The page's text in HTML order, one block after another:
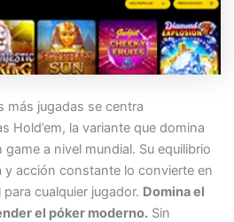
más jugadas se centra
Hold’em, la variante que domina
a nivel mundial. Su equilibrio
y acción constante lo convierte en
cualquier jugador. Domina el
el póker moderno.Sin